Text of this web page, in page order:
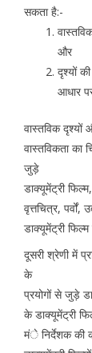
सकता है:-
और
दृश्यों
आधार
वास्तविक दृश्यों
वास्तविकता का
जुड़े
डाक्यूमेंट्री
वृत्तचित्र,
डाक्यूमेंट्री
दूसरी श्रेणी में
के
प्रयोगों से जुड़े
के डाक्यूमेंट्री
मंे निर्देशक की